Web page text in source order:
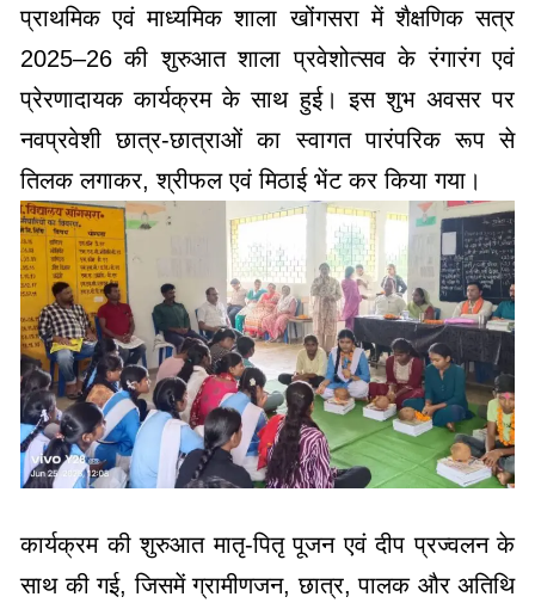
प्रेरणादायक कार्यक्रम के साथ हुई। इस शुभ अवसर पर
नवप्रवेशी छात्र-छात्राओं का स्वागत पारंपरिक रूप से
तिलक लगाकर, श्रीफल एवं मिठाई भेंट कर किया गया।
कार्यक्रम की शुरुआत मातृ-पितृ पूजन एवं दीप प्रज्वलन के
उपस्थित रहे। इसके पश्चात विद्यालय के कक्षा 10वीं एवं
12वीं में उत्तीर्ण टॉपर विद्यार्थियों का सम्मान समारोह